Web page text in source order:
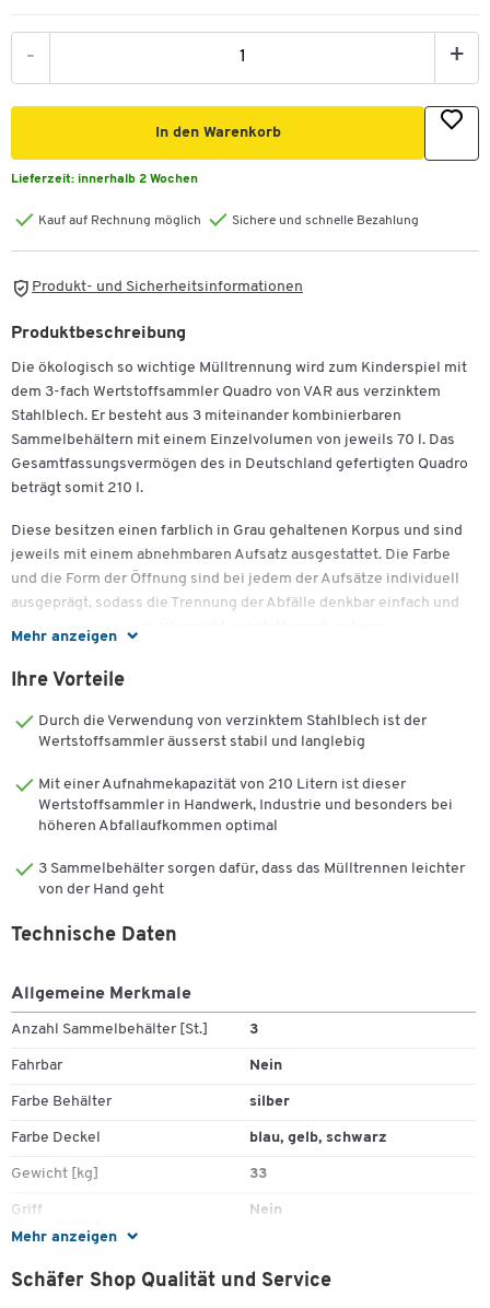
- +
In den Warenkorb
Lieferzeit: innerhalb 2 Wochen
Kauf auf Rechnung möglich Sichere und schnelle Bezahlung
Produkt- und Sicherheitsinformationen
Mehr anzeigen
Produktbeschreibung
Die ökologisch so wichtige Mülltrennung wird zum Kinderspiel mit
dem 3-fach Wertstoffsammler Quadro von VAR aus verzinktem
Stahlblech. Er besteht aus 3 miteinander kombinierbaren
Sammelbehältern mit einem Einzelvolumen von jeweils 70 l. Das
Gesamtfassungsvermögen des in Deutschland gefertigten Quadro
beträgt somit 210 l.
Diese besitzen einen farblich in Grau gehaltenen Korpus und sind
jeweils mit einem abnehmbaren Aufsatz ausgestattet. Die Farbe
und die Form der Öffnung sind bei jedem der Aufsätze individuell
ausgeprägt, sodass die Trennung der Abfälle denkbar einfach und
stets mit der nötigen Übersicht vonstattengehen kann.
Ein jeder der Behälter verfügt darüber hinaus über einen
einen Kunststoffsack aufhängen können. Ausserdem verfügen sie
im Bodenbereich über einen praktischen Kantenschutz.
Die Verbindung der Behälter erfolgt über Kantenbandstücke.
Die Gesamtmasse des mit 3 Jahren Garantie
B 320 x H 700 mm, das Gesamtgewicht beläuft sich auf 33 kg.
bestehender Wertstoffsammler
Sowohl hinsichtlich Farbe als auch Form der Öffnung
Sammelbehälter zur optimalen Wertstofftrennung und
Übersicht
Praktischer Kantenschutz
Einzelvolumen Sammelbehälter: jeweils 70 l
Ihre Vorteile
Durch die Verwendung von verzinktem Stahlblech ist der
Wertstoffsammler äusserst stabil und langlebig
Mit einer Aufnahmekapazität von 210 Litern ist dieser
Wertstoffsammler in Handwerk, Industrie und besonders bei
höheren Abfallaufkommen optimal
3 Sammelbehälter sorgen dafür, dass das Mülltrennen leichter
von der Hand geht
Mehr anzeigen
Technische Daten
Allgemeine Merkmale
Anzahl Sammelbehälter [St.] 3
Fahrbar Nein
Farbe Behälter silber
Farbe Deckel blau, gelb, schwarz
Gewicht [kg] 33
Griff Nein
Höhe [mm]
Inhalt [l] 243
Schäfer Shop Qualität und Service